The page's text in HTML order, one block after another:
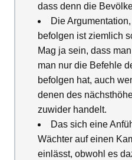
dass denn die
Die
befolgen ist ziemlich
Mag ja sein, dass
man nur die Befehle
befolgen hat, auch
denen des
zuwider handelt.
Das sich eine
Wächter auf einen
einlässt, obwohl es